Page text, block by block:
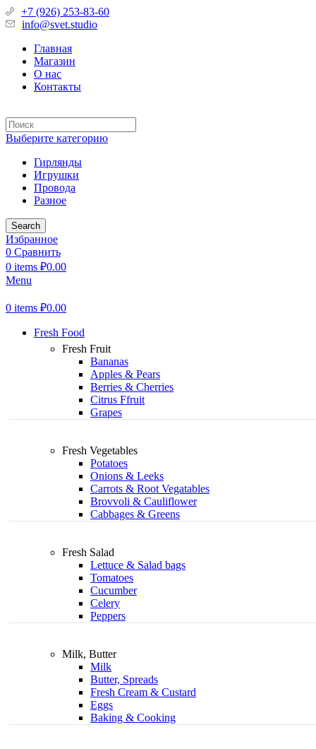
+7 (926) 253-83-60
info@svet.studio
Главная
Магазин
О нас
Контакты
Выберите категорию
Гирлянды
Игрушки
Провода
Разное
Search
Избранное
0 Сравнить
0 items ₽0.00
Menu
0 items ₽0.00
Fresh Food
Fresh Fruit
Bananas
Apples & Pears
Berries & Cherries
Citrus Ffruit
Grapes
Fresh Vegetables
Potatoes
Onions & Leeks
Carrots & Root Vegatables
Brovvoli & Cauliflower
Cabbages & Greens
Fresh Salad
Lettuce & Salad bags
Tomatoes
Cucumber
Celery
Peppers
Milk, Butter
Milk
Butter, Spreads
Fresh Cream & Custard
Eggs
Baking & Cooking